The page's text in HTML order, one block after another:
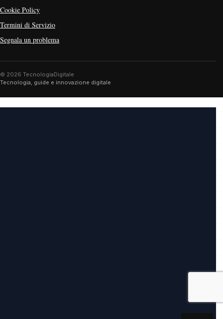
Cookie Policy
Termini di Servizio
Segnala un problema
© 2026 TecnologiaDigitale
Tecnologia, guide e innovazione digitale